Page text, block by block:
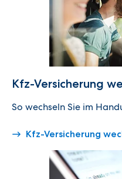
Kfz-Versicherung
So wechseln Sie im
Kfz-Versicherung